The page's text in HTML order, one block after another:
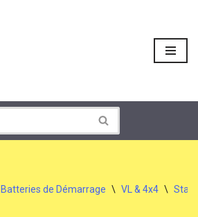
Batteries de Démarrage \ VL & 4x4 \ Start